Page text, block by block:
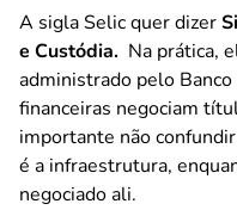
A sigla Selic quer dizer
e Custódia. Na prática,
administrado pelo
financeiras negociam
importante não
é a infraestrutura,
negociado ali.